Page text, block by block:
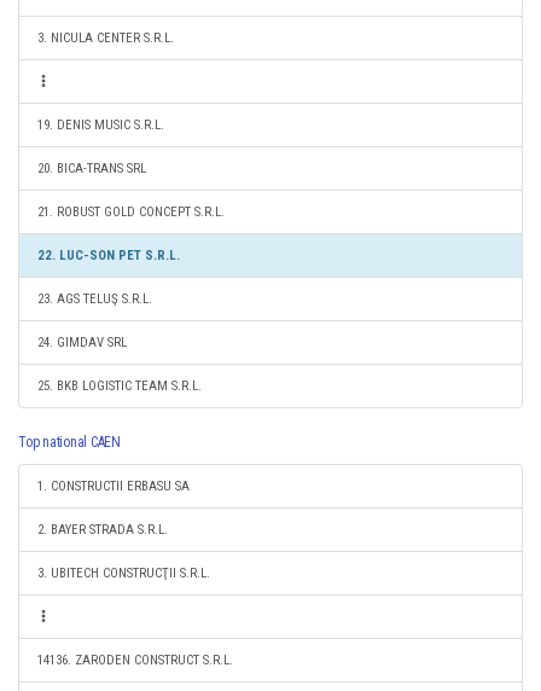
3. NICULA CENTER S.R.L.
19. DENIS MUSIC S.R.L.
20. BICA-TRANS SRL
21. ROBUST GOLD CONCEPT S.R.L.
22. LUC-SON PET S.R.L.
23. AGS TELUŞ S.R.L.
24. GIMDAV SRL
25. BKB LOGISTIC TEAM S.R.L.
Top national CAEN
1. CONSTRUCTII ERBASU SA
2. BAYER STRADA S.R.L.
3. UBITECH CONSTRUCŢII S.R.L.
14136. ZARODEN CONSTRUCT S.R.L.